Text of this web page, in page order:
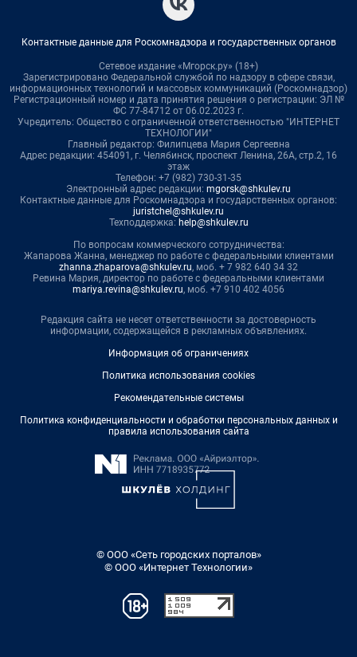
Контактные данные для Роскомнадзора и государственных органов
Сетевое издание «Мгорск.ру» (18+)
Зарегистрировано Федеральной службой по надзору в сфере связи,
информационных технологий и массовых коммуникаций (Роскомнадзор)
Регистрационный номер и дата принятия решения о регистрации: ЭЛ №
ФС 77-84712 от 06.02.2023 г.
Учредитель: Общество с ограниченной ответственностью "ИНТЕРНЕТ
ТЕХНОЛОГИИ"
Главный редактор: Филипцева Мария Сергеевна
Адрес редакции: 454091, г. Челябинск, проспект Ленина, 26А, стр.2, 16
этаж
Телефон: +7 (982) 730-31-35
Электронный адрес редакции: mgorsk@shkulev.ru
Контактные данные для Роскомнадзора и государственных органов:
juristchel@shkulev.ru
Техподдержка: help@shkulev.ru
По вопросам коммерческого сотрудничества:
Жапарова Жанна, менеджер по работе с федеральными клиентами
zhanna.zhaparova@shkulev.ru, моб. + 7 982 640 34 32
Ревина Мария, директор по работе с федеральными клиентами
mariya.revina@shkulev.ru, моб. +7 910 402 4056
Редакция сайта не несет ответственности за достоверность
информации, содержащейся в рекламных объявлениях.
Информация об ограничениях
Политика использования cookies
Рекомендательные системы
Политика конфиденциальности и обработки персональных данных и
правила использования сайта
© ООО «Сеть городских порталов»
© ООО «Интернет Технологии»